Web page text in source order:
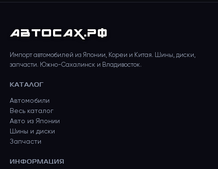
АВТОСАХ.РФ
Импорт автомобилей из Японии, Кореи и Китая. Шины, диски,
запчасти. Южно-Сахалинск и Владивосток.
КАТАЛОГ
Автомобили
Весь каталог
Авто из Японии
Шины и диски
Запчасти
ИНФОРМАЦИЯ